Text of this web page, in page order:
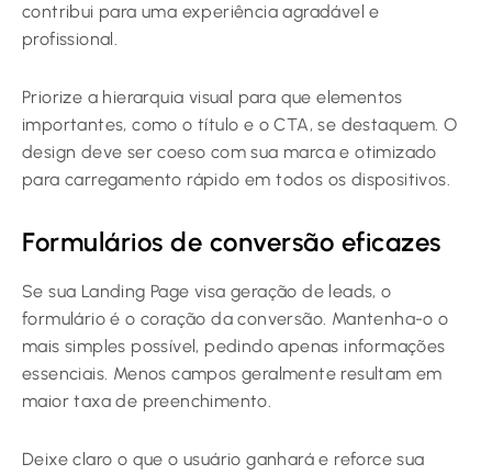
contribui para uma experiência agradável e
profissional.
Priorize a hierarquia visual para que elementos
importantes, como o título e o CTA, se destaquem. O
design deve ser coeso com sua marca e otimizado
para carregamento rápido em todos os dispositivos.
Formulários de conversão eficazes
Se sua Landing Page visa geração de leads, o
formulário é o coração da conversão. Mantenha-o o
mais simples possível, pedindo apenas informações
essenciais. Menos campos geralmente resultam em
maior taxa de preenchimento.
Deixe claro o que o usuário ganhará e reforce sua